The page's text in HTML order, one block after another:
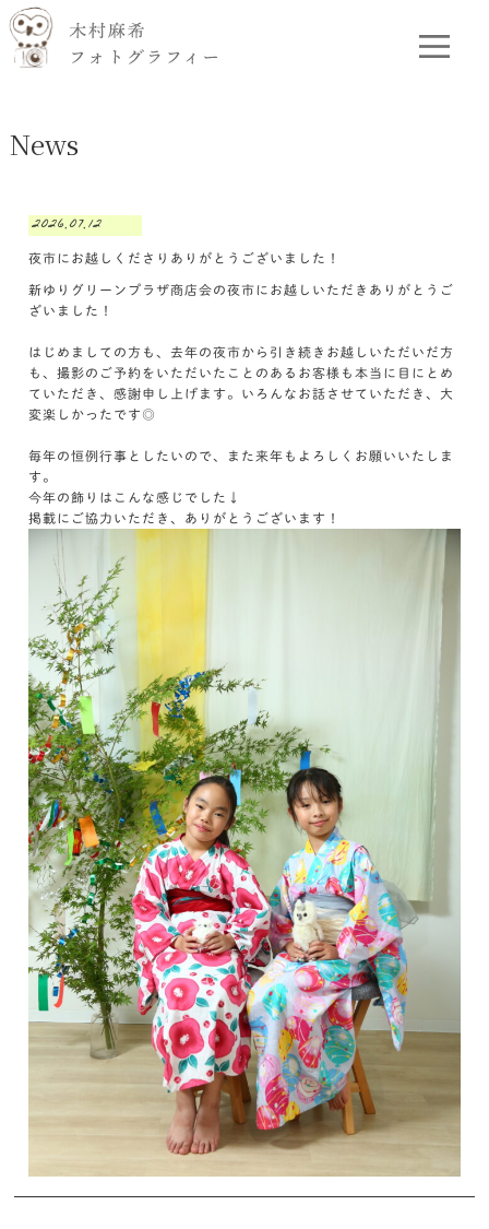
News
2026.07.12
夜市にお越しくださりありがとうございました！
新ゆりグリーンプラザ商店会の夜市にお越しいただきありがとうご
ざいました！
はじめましての方も、去年の夜市から引き続きお越しいただいだ方
も、撮影のご予約をいただいたことのあるお客様も本当に目にとめ
ていただき、感謝申し上げます。いろんなお話させていただき、大
変楽しかったです◎
毎年の恒例行事としたいので、また来年もよろしくお願いいたしま
す。
今年の飾りはこんな感じでした↓
掲載にご協力いただき、ありがとうございます！